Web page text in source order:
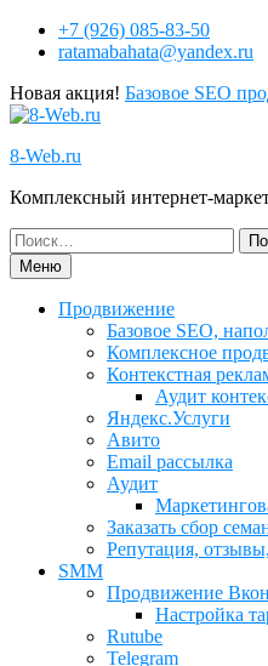
+7 (926) 085-83-50
ratamabahata@yandex.ru
Новая акция! Базовое SEO
8-Web.ru
Комплексный интернет-
Меню
Продвижение
Базовое SEO,
Комплексное
Контекстная
Аудит
Яндекс.Услуги
Авито
Email рассылка
Аудит
Заказать сбор
Репутация,
SMM
Продвижение
Настройка
Rutube
Telegram